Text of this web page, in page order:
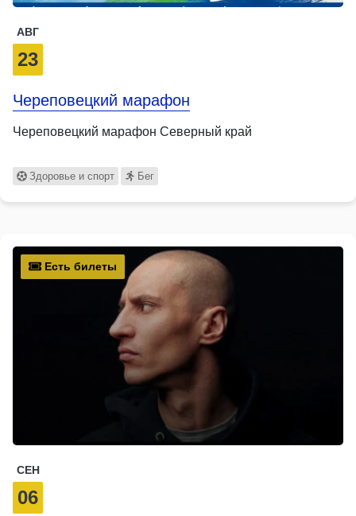
АВГ
23
Череповецкий марафон
Череповецкий марафон Северный край
Здоровье и спорт Бег
Есть билеты
СЕН
06